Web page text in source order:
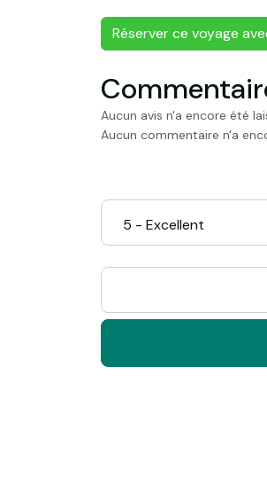
Réserver ce voyage
Aucun avis n'a encore été
Aucun commentaire n'a